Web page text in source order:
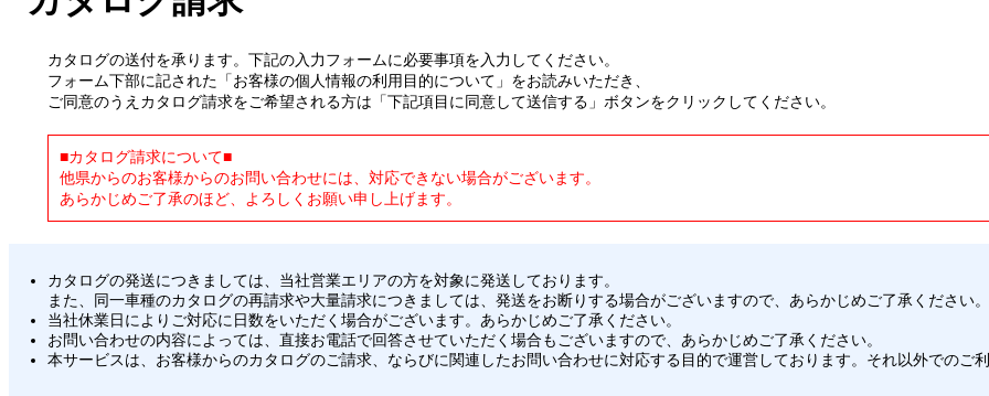
カタログの送付を承ります。下記の入力フォームに必要事項を入力してください。
フォーム下部に記された「お客様の個人情報の利用目的について」をお読みいただき、
ご同意のうえカタログ請求をご希望される方は「下記項目に同意して送信する」ボタンをクリックしてください。
■カタログ請求について■
他県からのお客様からのお問い合わせには、対応できない場合がございます。
あらかじめご了承のほど、よろしくお願い申し上げます。
カタログの発送につきましては、当社営業エリアの方を対象に発送しております。
また、同一車種のカタログの再請求や大量請求につきましては、発送をお断りする場合がございますので、あらかじめご了承ください。
当社休業日によりご対応に日数をいただく場合がございます。あらかじめご了承ください。
お問い合わせの内容によっては、直接お電話で回答させていただく場合もございますので、あらかじめご了承ください。
本サービスは、お客様からのカタログのご請求、ならびに関連したお問い合わせに対応する目的で運営しております。それ以外でのご